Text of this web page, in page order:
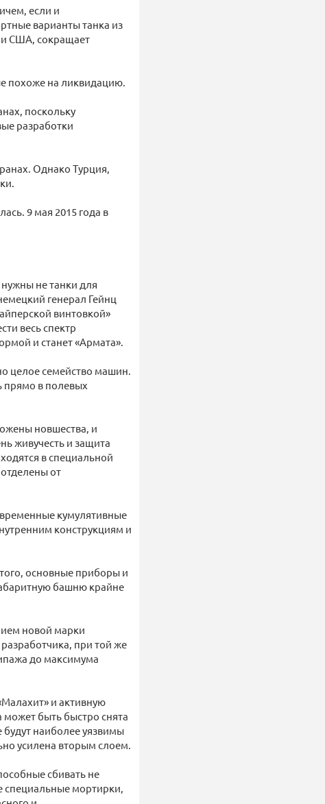
если и
варианты танка из
и США, сокращает
похоже на ликвидацию.
поскольку
разработки
Однако Турция,
9 мая 2015 года в
не танки для
генерал Гейнц
винтовкой»
весь спектр
и станет «Армата».
целое семейство машин.
прямо в полевых
новшества, и
живучесть и защита
в специальной
от
кумулятивные
конструкциям и
основные приборы и
башню крайне
новой марки
при той же
до максимума
и активную
быть быстро снята
наиболее уязвимы
усилена вторым слоем.
сбивать не
специальные мортирки,